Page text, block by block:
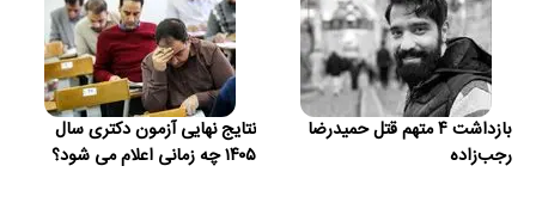
بازداشت ۴ متهم قتل حمیدرضا
رجب‌زاده
نتایج نهایی آزمون دکتری سال
۱۴۰۵ چه زمانی اعلام می شود؟